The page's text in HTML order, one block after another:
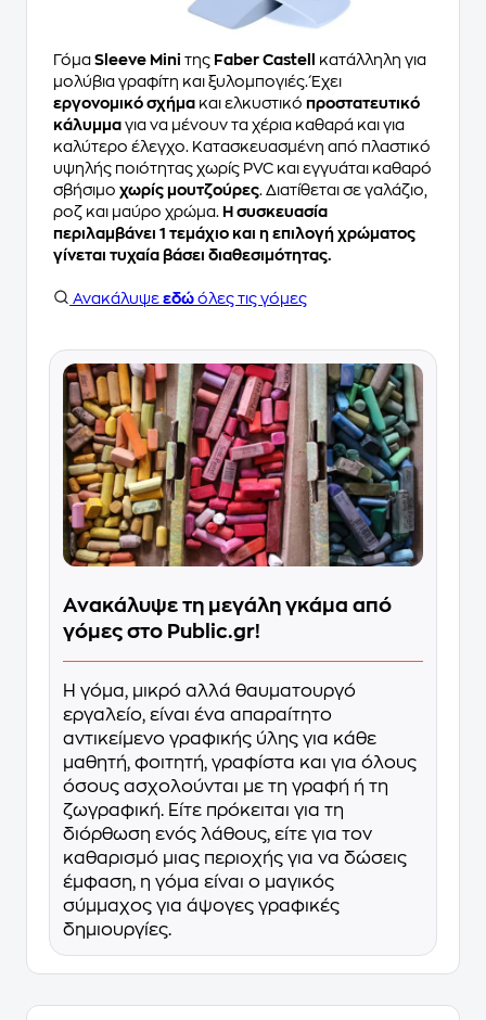
Γόμα Sleeve Mini της Faber Castell
κατάλληλη για
μολύβια γραφίτη και ξυλομπογιές. Έχει
εργονομικό σχήμα και ελκυστικό προστατευτικό
κάλυμμα για να μένουν τα χέρια καθαρά και για
καλύτερο έλεγχο. Κατασκευασμένη από πλαστικό
υψηλής ποιότητας χωρίς PVC και εγγυάται καθαρό
σβήσιμο χωρίς μουτζούρες . Διατίθεται σε γαλάζιο,
ροζ και μαύρο χρώμα. Η συσκευασία
περιλαμβάνει 1 τεμάχιο και η επιλογή χρώματος
γίνεται τυχαία βάσει διαθεσιμότητας.
Ανακάλυψε εδώ όλες τις γόμες
Ανακάλυψε τη μεγάλη γκάμα από
γόμες στο Public.gr!
Η γόμα, μικρό αλλά θαυματουργό
εργαλείο, είναι ένα απαραίτητο
αντικείμενο γραφικής ύλης για κάθε
μαθητή, φοιτητή, γραφίστα και για όλους
όσους ασχολούνται με τη γραφή ή τη
ζωγραφική. Είτε πρόκειται για τη
διόρθωση ενός λάθους, είτε για τον
καθαρισμό μιας περιοχής για να δώσεις
έμφαση, η γόμα είναι ο μαγικός
σύμμαχος για άψογες γραφικές
δημιουργίες.